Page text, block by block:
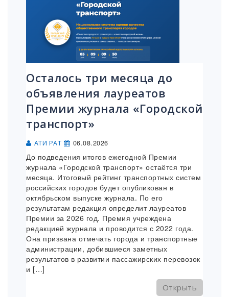
Осталось три месяца до
объявления лауреатов
Премии журнала «Городской
транспорт»
АТИ РАТ 06.08.2026
До подведения итогов ежегодной Премии
журнала «Городской транспорт» остаётся три
месяца. Итоговый рейтинг транспортных систем
российских городов будет опубликован в
октябрьском выпуске журнала. По его
результатам редакция определит лауреатов
Премии за 2026 год. Премия учреждена
редакцией журнала и проводится с 2022 года.
Она призвана отмечать города и транспортные
администрации, добившиеся заметных
результатов в развитии пассажирских перевозок
и […]
Открыть